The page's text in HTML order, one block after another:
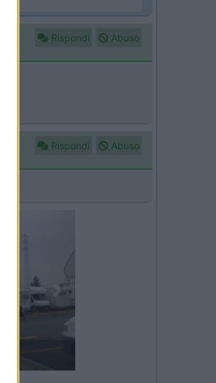
Rispondi Abuso
Rispondi Abuso
Next